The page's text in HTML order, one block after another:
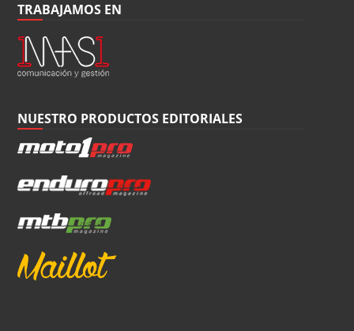
TRABAJAMOS EN
NUESTRO PRODUCTOS EDITORIALES